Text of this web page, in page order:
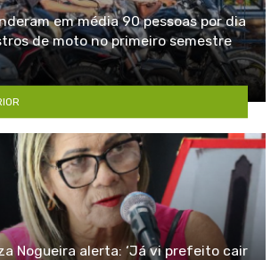
em média 90 pessoas por dia
de moto no primeiro semestre
Nogueira alerta: ‘Já vi prefeito cair